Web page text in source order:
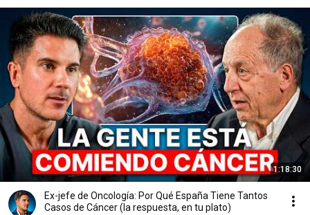
1:18:30
Ex-jefe de Oncología: Por Qué España Tiene Tantos
Casos de Cáncer (la respuesta, en tu plato)